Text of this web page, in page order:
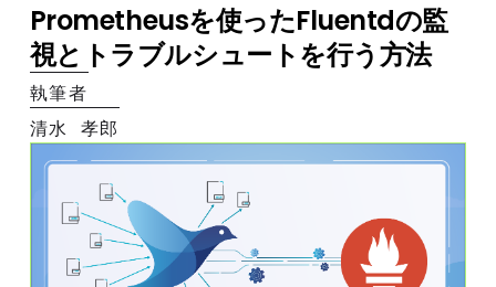
Prometheusを使ったFluentdの監
視とトラブルシュートを行う方法
執筆者
清水 孝郎